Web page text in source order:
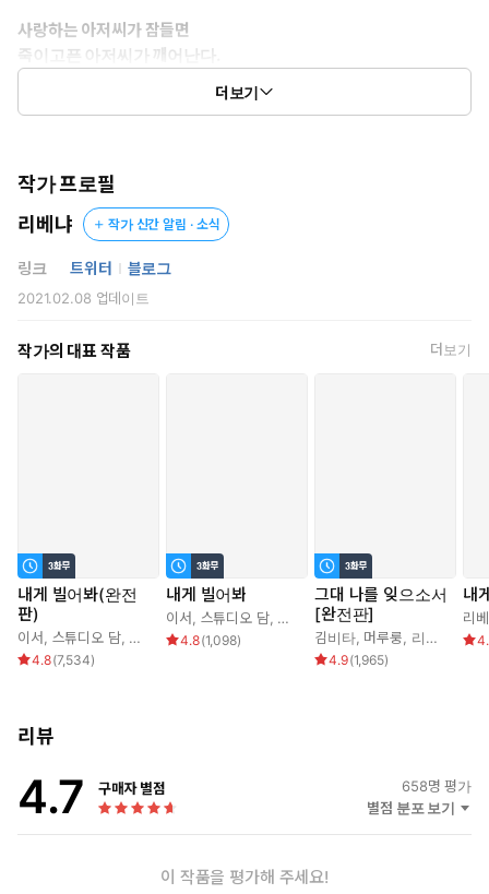
콜사인 강철 그리핀. 천부적인 공중전 실력을 자랑하는 공군의
에이스, 로렌츠 폰 아이젠하르트 남작.
…이라고 주장하지만 실은 에드윈의 머릿속에서 태어난 지 1년밖에
되지 않은 인격. 이런 꼴도 태어났다고 할 수 있다면. 인간을 심리적
으로 지배하고 조종함으로써 인간이 못 되는 제 비참한 처지를 잊으
지젤 비숍. 에드윈 에클스턴의 천사.
그 천사가 타락하는 날, 크게 비웃어 주리라. 그리고 그 천사가 비로
소 죽는 날엔….
#업보남 #후회남
의 배덕한 삼각관계 로맨스가 보고 싶을 때.
사랑하는 아저씨가 잠들면
죽이고픈 아저씨가 깨어난다.
저를 전쟁터에서 구해 키워 준 아저씨, 에드윈을 짝사랑하는 지젤.
단념하려 아무리 애를 써도 다정한 그에게 자꾸만 마음이 기울던
어느 밤….
“사랑해, 지젤.”
“여, 여자로… 사랑하신단… 뜻이죠?”
징그러웠어. 애를 주워서 개로 키웠잖아.
아저씨는 이중인격자이며
지젤은 그가 죽인 적의 인격인 ‘로렌츠’에게 농락당했을 뿐.
“난 너 따위 거머리의 사랑은 필요 없어. 널 죽이고 말 거야.”
“사랑해요. 아저씰 사랑하니까 제발 저도 사랑해 주세요.”
“지젤, 난 널 잃고 싶지 않아. 이런 식으론 더더욱.”
이젠 그를 남자로 볼 수밖에 없는 지젤.
더보기
작가 프로필
리베냐
작가 신간 알림 · 소식
링크 트위터 블로그
2021.02.08 업데이트
작가의 대표 작품 더보기
내게 빌어봐(완전
판)
이서, 스튜디오 담, 아이린,리베냐
4.8(7,534)
내게 빌어봐
이서, 스튜디오 담, 아이린,리베냐
4.8(1,098)
그대 나를 잊으소서
[완전판]
김비타, 머루룽, 리베냐
4.9(1,965)
내
리
리뷰
4.7 구매자 별점 658명 평가
별점 분포 보기
이 작품을 평가해 주세요!